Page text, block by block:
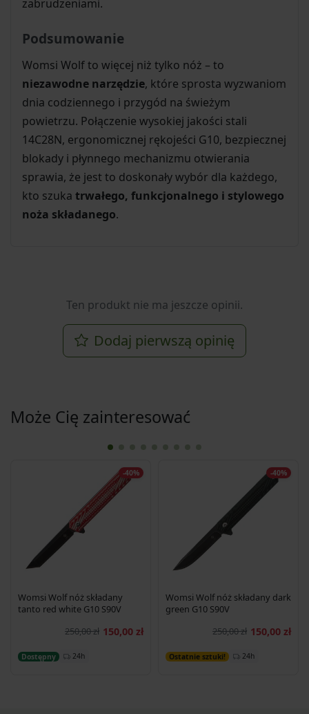
zabrudzeniami.
Podsumowanie
Womsi Wolf to więcej niż tylko nóż – to
niezawodne narzędzie, które sprosta wyzwaniom
dnia codziennego i przygód na świeżym
powietrzu. Połączenie wysokiej jakości stali
14C28N, ergonomicznej rękojeści G10, bezpiecznej
blokady i płynnego mechanizmu otwierania
sprawia, że jest to doskonały wybór dla każdego,
kto szuka trwałego, funkcjonalnego i stylowego
noża składanego.
Ten produkt nie ma jeszcze opinii.
Dodaj pierwszą opinię
Może Cię zainteresować
-40%
Womsi Wolf nóż składany
tanto red white G10 S90V
250,00 zł 150,00 zł
Dostępny 24h
Dodaj do koszyka
-40%
Womsi Wolf nóż składany dark
green G10 S90V
250,00 zł 150,00 zł
Ostatnie sztuki! 24h
Dodaj do koszyka